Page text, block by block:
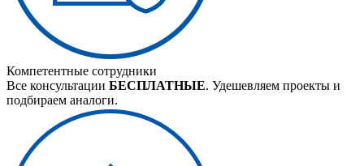
Компетентные сотрудники
Все консультации БЕСПЛАТНЫЕ. Удешевляем проекты и
подбираем аналоги.